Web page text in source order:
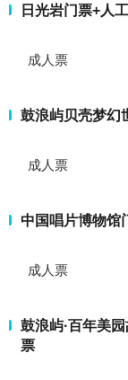
日光岩门票+人
成人票
鼓浪屿贝壳梦幻
成人票
中国唱片博物馆
成人票
鼓浪屿·百年美
票